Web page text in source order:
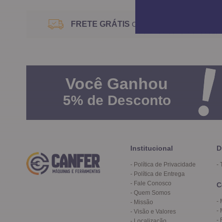
FRETE GRÁTIS Consulte o Regulamento
VocêGanhou
5%de Desconto
Institucional
Política de Privacidade
Política de Entrega
Fale Conosco
Quem Somos
Missão
Visão e Valores